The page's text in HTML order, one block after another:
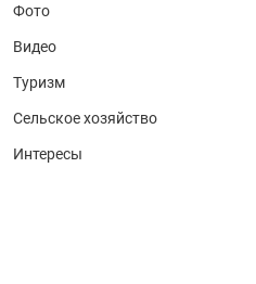
Фото
Видео
Туризм
Сельское хозяйство
Интересы